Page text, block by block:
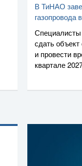
В ТиНАО
газопровода
сдать
и провести
квартале